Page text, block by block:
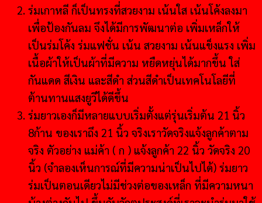
ร่มเกาหลี ก็เป็นทรงที่สวยงาม เน้นใส เน้นโค้งลงมา
เพื่อป้องกันลม จึงได้มีการพัฒนาต่อ เพิ่มเหล็กให้
เป็นร่มโค้ง ร่มแฟชั่น เน้น สวยงาม เน้นแข็งแรง เพิ่ม
เนื้อผ้าให้เป็นผ้าที่มีความ หยืดหยุ่นได้มากขึ้น ใส่
กันแดด สีเงิน และสีดำ ส่วนสีดำเป็นเทคโนโลยีที่
ต้านทานแสงยูวีได้ดีขึ้น
ร่มยาวเองก็มีหลายแบบเริ่มตั้งแต่รุ่นเริ่มต้น 21 นิ้ว
8ก้าน ของเราถึง 21 นิ้ว จริงเราวัดจริงแจ้งลูกค้าตาม
จริง ตัวอย่าง แม่ค้า ( ก ) แจ้งลูกค้า 22 นิ้ว วัดจริง 20
นิ้ว (จำลองเห็นการณ์ที่มีความน่าเป็นไปได้) ร่มยาว
ร่มเป็นตอนเดียวไม่มีช่วงต่อของเหล็ก ที่มีความหนา